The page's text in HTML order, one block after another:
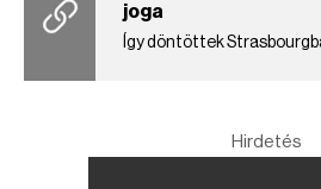
joga
Így döntöttek
Hirdetés